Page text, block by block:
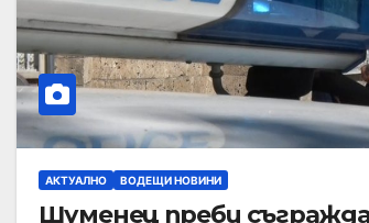
АКТУАЛНО ВОДЕЩИ НОВИНИ
Шуменец преби